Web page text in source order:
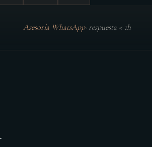
Asesoría WhatsApp· respuesta < 1h